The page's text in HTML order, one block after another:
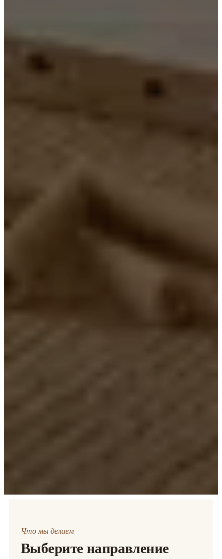
Что мы делаем
Выберите направление